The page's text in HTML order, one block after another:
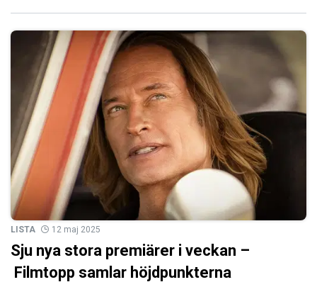
LISTA 12 maj 2025
Sju nya stora premiärer i veckan –
Filmtopp samlar höjdpunkterna